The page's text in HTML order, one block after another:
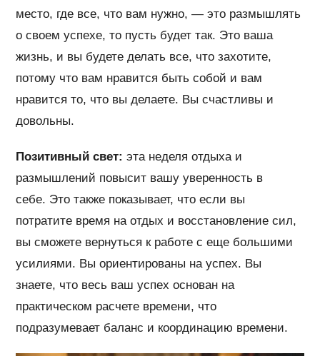
место, где все, что вам нужно, — это размышлять
о своем успехе, то пусть будет так. Это ваша
жизнь, и вы будете делать все, что захотите,
потому что вам нравится быть собой и вам
нравится то, что вы делаете. Вы счастливы и
довольны.
Позитивный свет: эта неделя отдыха и
размышлений повысит вашу уверенность в
себе. Это также показывает, что если вы
потратите время на отдых и восстановление сил,
вы сможете вернуться к работе с еще большими
усилиями. Вы ориентированы на успех. Вы
знаете, что весь ваш успех основан на
практическом расчете времени, что
подразумевает баланс и координацию времени.